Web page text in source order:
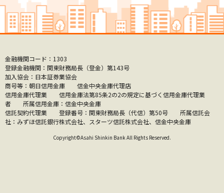
金融機関コード：1303
登録金融機関：関東財務局長（登金）第143号
加入協会：日本証券業協会
商号等：朝日信用金庫 信金中央金庫代理店
信用金庫代理業 信用金庫法第85条2の2の規定に基づく信用金庫代理業
者 所属信用金庫：信金中央金庫
信託契約代理業 登録番号：関東財務局長（代信）第50号 所属信託会
社：みずほ信託銀行株式会社、スターツ信託株式会社、信金中央金庫
Copyright©Asahi Shinkin Bank All Rights Reserved.